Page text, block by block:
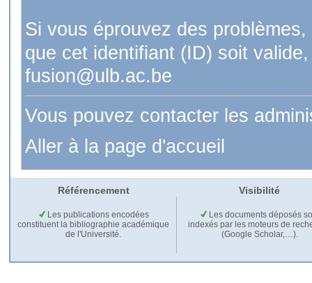
Si vous éprouvez des
que cet identifiant (ID) soit
fusion@ulb.ac.be
Vous pouvez contacter les
Aller à la page d'accueil
Référencement Visibilité
Les publications encodées
constituent la bibliographie académique
de l'Université.
Les documents déposés
indexés par les moteurs de
(Google Scholar,…).